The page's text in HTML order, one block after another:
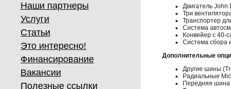
Наши партнеры
Услуги
Статьи
Это интересно!
Финансирование
Вакансии
Полезные ссылки
Двигатель
Три
Транспортер
Система
Конвейер с 40-
Система сбора
Дополнительные
Другие шины
Радиальные
Передняя шина